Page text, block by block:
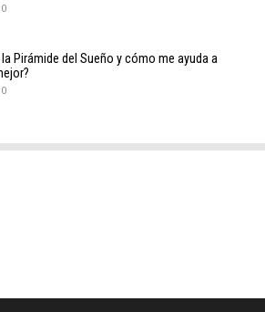
la Pirámide del Sueño y cómo me ayuda a